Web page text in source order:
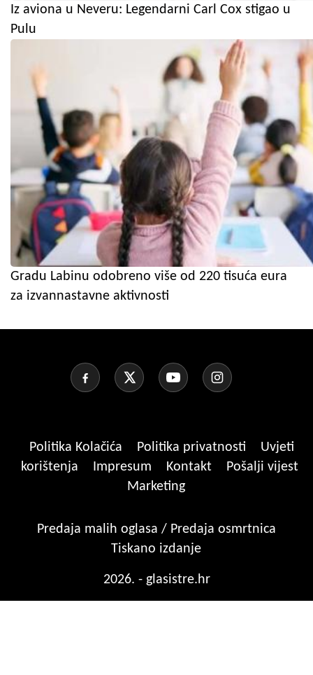
Iz aviona u Neveru: Legendarni Carl Cox stigao u
Pulu
Gradu Labinu odobreno više od 220 tisuća eura
za izvannastavne aktivnosti
Politika Kolačića Politika privatnosti
Uvjeti
korištenja
Impresum Kontakt
Pošalji vijest
Marketing
Predaja malih oglasa / Predaja osmrtnica
Tiskano izdanje
2026. - glasistre.hr